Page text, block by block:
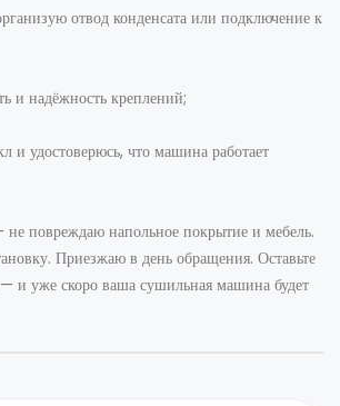
отвод конденсата или подключение к
и надёжность креплений;
и удостоверюсь, что машина работает
не повреждаю напольное покрытие и мебель.
Приезжаю в день обращения. Оставьте
— и уже скоро ваша сушильная машина будет